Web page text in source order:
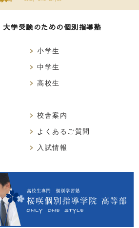
大学受験のための個別指導塾
小学生
中学生
高校生
校舎案内
よくあるご質問
入試情報